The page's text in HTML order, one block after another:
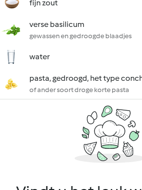
fijn zout
verse basilicum
gewassen en gedroogde blaadjes
water
pasta, gedroogd, het type
of ander soort droge korte pasta